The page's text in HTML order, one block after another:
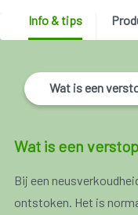
Info & tips
Wat is een
Wat is een
Bij een
ontstoken. Het is